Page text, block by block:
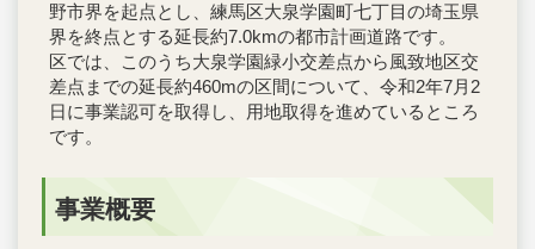
野市界を起点とし、練馬区大泉学園町七丁目の埼玉県
界を終点とする延長約7.0kmの都市計画道路です。
区では、このうち大泉学園緑小交差点から風致地区交
差点までの延長約460mの区間について、令和2年7月2
日に事業認可を取得し、用地取得を進めているところ
です。
事業概要